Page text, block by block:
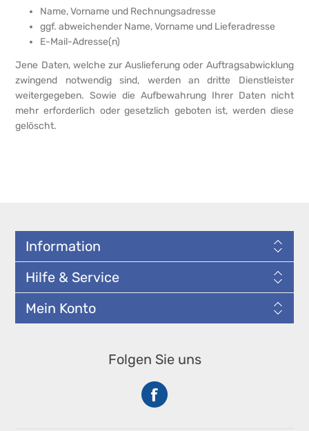
Name, Vorname und Rechnungsadresse
ggf. abweichender Name, Vorname und Lieferadresse
E-Mail-Adresse(n)
Jene Daten, welche zur Auslieferung oder Auftragsabwicklung
zwingend notwendig sind, werden an dritte Dienstleister
weitergegeben. Sowie die Aufbewahrung Ihrer Daten nicht
mehr erforderlich oder gesetzlich geboten ist, werden diese
gelöscht.
Information
Hilfe & Service
Mein Konto
Folgen Sie uns